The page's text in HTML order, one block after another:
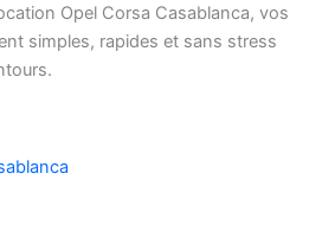
Opel Corsa Casablanca, vos
simples, rapides et sans stress